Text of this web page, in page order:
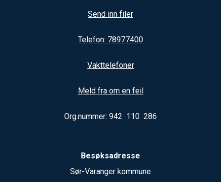
Send inn filer
Telefon: 78977400
Vakttelefoner
Meld fra om en feil
Org.nummer: 942 110 286
Besøksadresse
Sør-Varanger kommune